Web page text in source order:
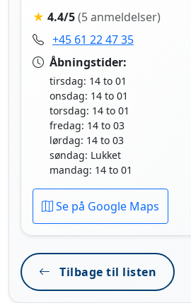
★ 4.4/5(5 anmeldelser)
+45 61 22 47 35
Åbningstider:
tirsdag: 14 to 01
onsdag: 14 to 01
torsdag: 14 to 01
fredag: 14 to 03
lørdag: 14 to 03
søndag: Lukket
mandag: 14 to 01
Se på Google Maps
Tilbage til listen